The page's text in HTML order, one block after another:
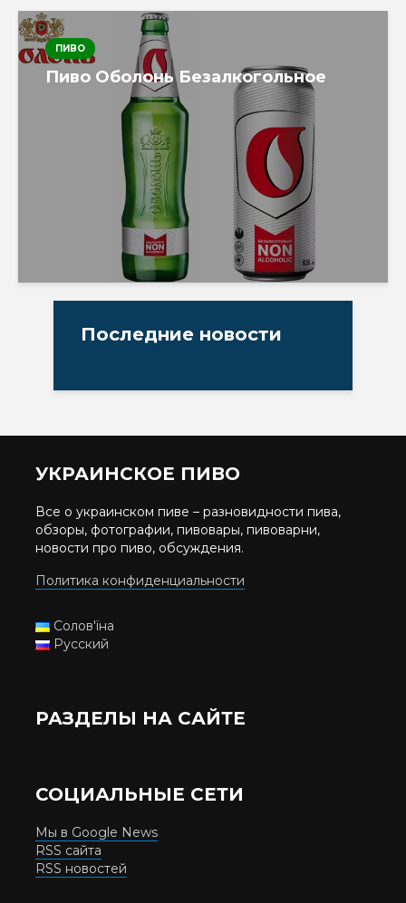
ПИВО
Пиво Оболонь Безалкогольное
Последние новости
УКРАИНСКОЕ ПИВО
Все о украинском пиве – разновидности пива,
обзоры, фотографии, пивовары, пивоварни,
новости про пиво, обсуждения.
Политика конфиденциальности
Солов'їна
Русский
РАЗДЕЛЫ НА САЙТЕ
СОЦИАЛЬНЫЕ СЕТИ
Мы в Google News
RSS сайта
RSS новостей